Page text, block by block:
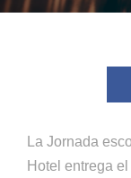
La Jornada
Hotel entrega